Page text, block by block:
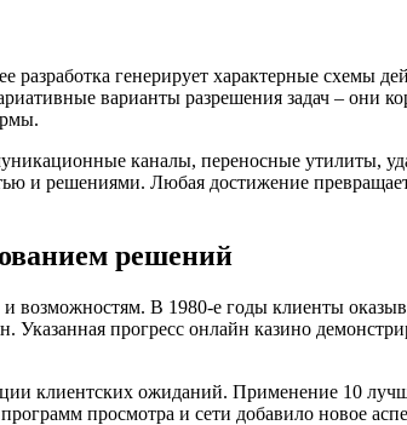
генерирует характерные схемы
варианты разрешения задач – они
каналы, переносные утилиты,
и решениями. Любая достижение
решений
В 1980-е годы клиенты
прогресс онлайн казино
клиентских ожиданий. Применение 10
просмотра и сети добавило новое